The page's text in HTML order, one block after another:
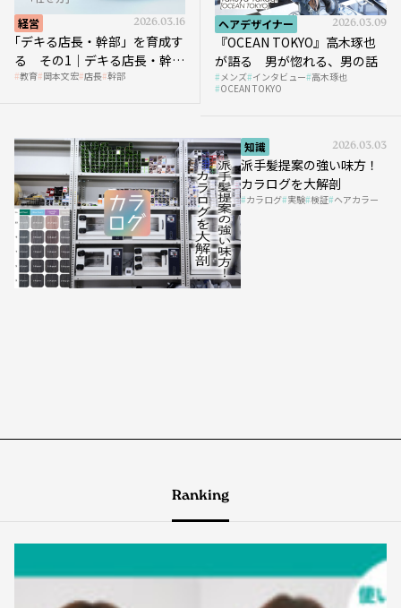
経営 2026.03.16
｢デキる店長・幹部」を育成す
る その1｜デキる店長・幹部
の「任せ方」
教育 岡本文宏 店長 幹部
ヘアデザイナー 2026.03.09
『OCEAN TOKYO』高木琢也
が語る 男が惚れる、男の話
メンズ インタビュー 高木琢也
OCEAN TOKYO
知識 2026.03.03
派手髪提案の強い味方！
カラログを大解剖
カラログ 実験 検証 ヘアカラー
Ranking